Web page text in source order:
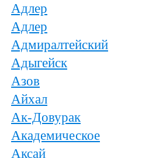
Адлер
Адлер
Адмиралтейский
Адыгейск
Азов
Айхал
Ак-Довурак
Академическое
Аксай